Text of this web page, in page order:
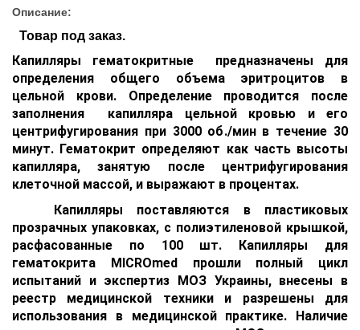
Описание:
Товар под заказ.
Капилляры гематокритные предназначены для
определения общего объема эритроцитов в
цельной крови. Определение проводится после
заполнения капилляра цельной кровью и его
центрифугирования при 3000 об./мин в течение 30
минут. Гематокрит определяют как часть высоты
капилляра, занятую после центрифугирования
клеточной массой, и выражают в процентах.
Капилляры поставляются в пластиковых
прозрачных упаковках, с полиэтиленовой крышкой,
расфасованные по 100 шт. Капилляры для
гематокрита MICROmed прошли полный цикл
испытаний и экспертиз МОЗ Украины, внесены в
реестр медицинской техники и разрешены для
использования в медицинской практике. Наличие